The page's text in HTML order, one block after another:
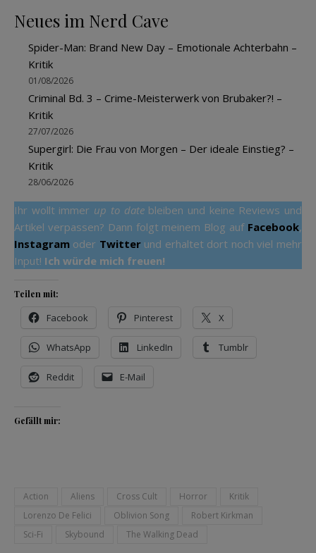
Neues im Nerd Cave
Spider-Man: Brand New Day – Emotionale Achterbahn –
Kritik
01/08/2026
Criminal Bd. 3 – Crime-Meisterwerk von Brubaker?! –
Kritik
27/07/2026
Supergirl: Die Frau von Morgen – Der ideale Einstieg? –
Kritik
28/06/2026
Ihr wollt immer up to datebleiben und keine Reviews und
Artikel verpassen? Dann folgt meinem Blog auf Facebook,
Instagram oder Twitter und erhaltet dort noch viel mehr
Input! Ich würde mich freuen!
Teilen mit:
Facebook Pinterest X
WhatsApp LinkedIn Tumblr
Reddit E-Mail
Gefällt mir:
Action Aliens Cross Cult Horror
Kritik
Lorenzo De Felici
Oblivion Song
Robert Kirkman
Sci-Fi
Skybound The Walking Dead